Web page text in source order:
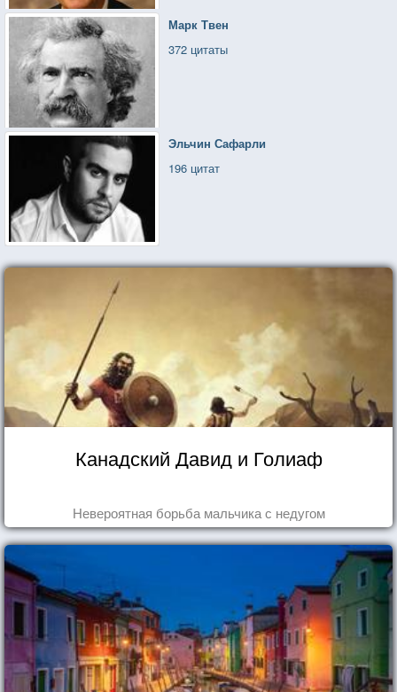
Марк Твен
372 цитаты
Эльчин Сафарли
196 цитат
Канадский Давид и Голиаф
Невероятная борьба мальчика с недугом